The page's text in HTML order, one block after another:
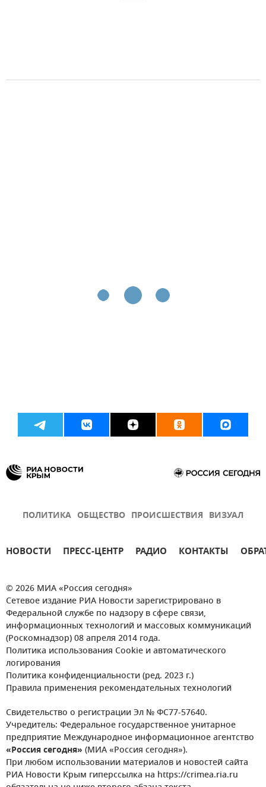
ПОЛИТИКА ОБЩЕСТВО ПРОИСШЕСТВИЯ ВИЗУАЛ
НОВОСТИ ПРЕСС-ЦЕНТР РАДИО КОНТАКТЫ
© 2026 МИА «Россия сегодня»
Сетевое издание РИА Новости зарегистрировано в
Федеральной службе по надзору в сфере связи,
информационных технологий и массовых коммуникаций
(Роскомнадзор) 08 апреля 2014 года.
Политика использования Cookie и автоматического
логирования
Политика конфиденциальности (ред. 2023 г.)
Правила применения рекомендательных технологий
Свидетельство о регистрации Эл № ФС77-57640.
Учредитель: Федеральное государственное унитарное
предприятие Международное информационное агентство
«Россия сегодня» (МИА «Россия сегодня»).
При любом использовании материалов и новостей сайта
РИА Новости Крым гиперссылка на https://crimea.ria.ru